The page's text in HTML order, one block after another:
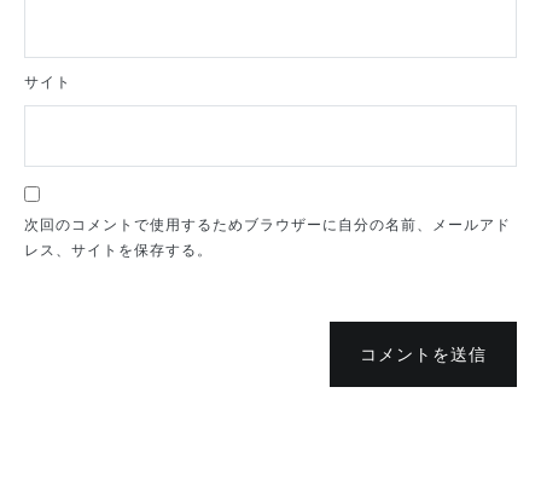
サイト
次回のコメントで使用するためブラウザーに自分の名前、メールアド
レス、サイトを保存する。
コメントを送信